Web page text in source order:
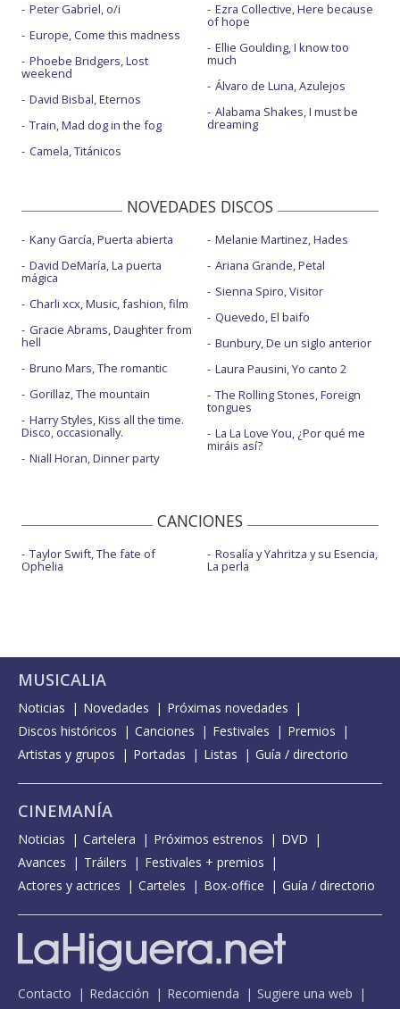
Peter Gabriel, o/i
Europe, Come this madness
Phoebe Bridgers, Lost
weekend
David Bisbal, Eternos
Train, Mad dog in the fog
Camela, Titánicos
Ezra Collective, Here because
of hope
Ellie Goulding, I know too
much
Álvaro de Luna, Azulejos
Alabama Shakes, I must be
dreaming
NOVEDADES DISCOS
Kany García, Puerta abierta
David DeMaría, La puerta
mágica
Charli xcx, Music, fashion, film
Gracie Abrams, Daughter from
hell
Bruno Mars, The romantic
Gorillaz, The mountain
Harry Styles, Kiss all the time.
Disco, occasionally.
Niall Horan, Dinner party
Melanie Martinez, Hades
Ariana Grande, Petal
Sienna Spiro, Visitor
Quevedo, El baifo
Bunbury, De un siglo anterior
Laura Pausini, Yo canto 2
The Rolling Stones, Foreign
tongues
La La Love You, ¿Por qué me
miráis así?
CANCIONES
Taylor Swift, The fate of
Ophelia
Rosalía y Yahritza y su Esencia,
La perla
MUSICALIA
Noticias Novedades
Próximas novedades
Discos históricos
Canciones Festivales
Premios
Artistas y grupos
Portadas Listas Guía / directorio
CINEMANÍA
Noticias Cartelera Próximos estrenos
DVD
Avances
Tráilers
Festivales + premios
Actores y actrices
Carteles Box-office Guía / directorio
Contacto Redacción Recomienda
Sugiere una web